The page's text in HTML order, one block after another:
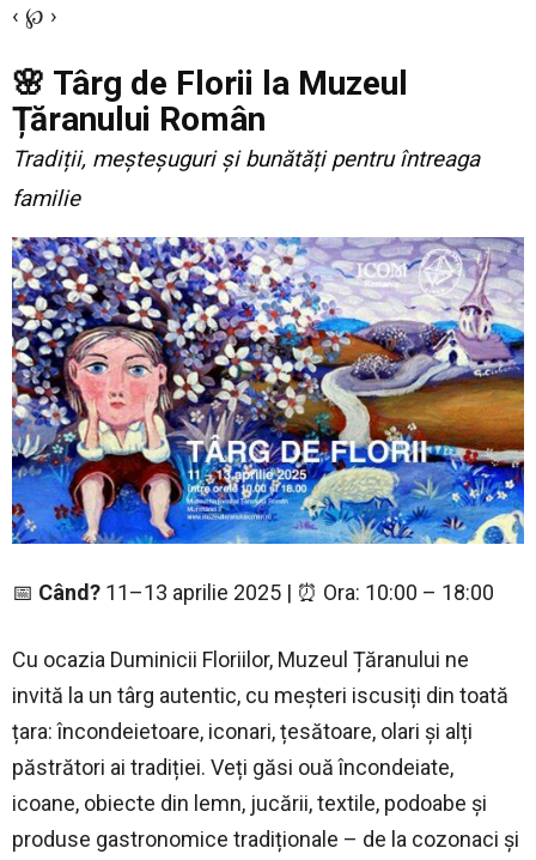
‹ ℘ ›
🌸 Târg de Florii la Muzeul
Țăranului Român
Tradiții, meșteșuguri și bunătăți pentru întreaga
familie
📅 Când? 11–13 aprilie 2025 | ⏰ Ora: 10:00 – 18:00
Cu ocazia Duminicii Floriilor, Muzeul Țăranului ne
invită la un târg autentic, cu meșteri iscusiți din toată
țara: încondeietoare, iconari, țesătoare, olari și alți
păstrători ai tradiției. Veți găsi ouă încondeiate,
icoane, obiecte din lemn, jucării, textile, podoabe și
produse gastronomice tradiționale – de la cozonaci și